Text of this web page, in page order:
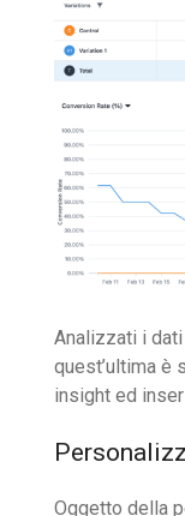
Analizzati i
quest’ultima è
insight ed
Oggetto della